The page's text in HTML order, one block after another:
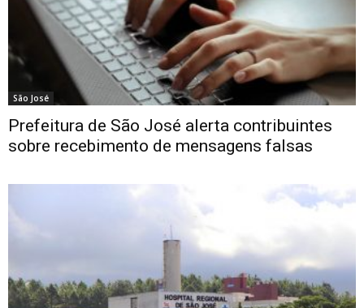
São José
Prefeitura de São José alerta contribuintes
sobre recebimento de mensagens falsas